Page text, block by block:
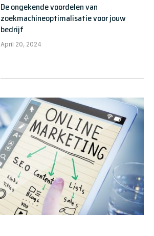
De ongekende voordelen van
zoekmachineoptimalisatie voor jouw
bedrijf
April 20, 2024